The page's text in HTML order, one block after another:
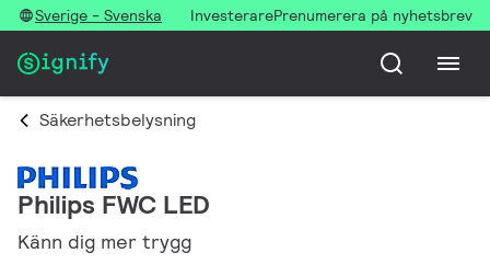
Sverige - Svenska InvesterarePrenumerera på nyhetsbrev
Säkerhetsbelysning
Philips FWC LED
Känn dig mer trygg